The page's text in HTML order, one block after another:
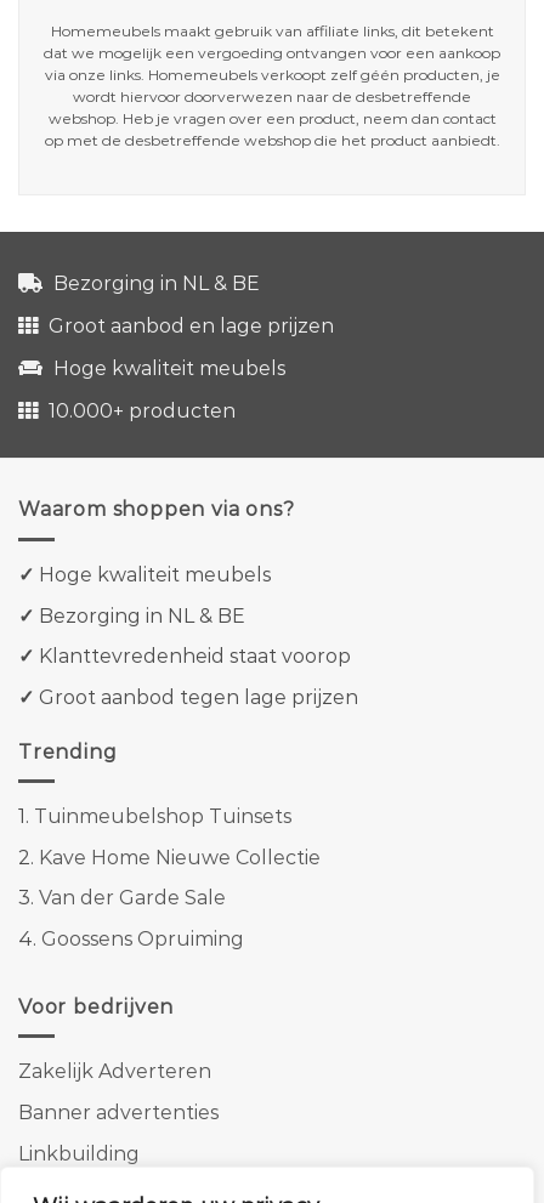
Homemeubels maakt gebruik van affiliate links, dit betekent
dat we mogelijk een vergoeding ontvangen voor een aankoop
via onze links. Homemeubels verkoopt zelf géén producten, je
wordt hiervoor doorverwezen naar de desbetreffende
webshop. Heb je vragen over een product, neem dan contact
op met de desbetreffende webshop die het product aanbiedt.
Bezorging in NL & BE
Groot aanbod en lage prijzen
Hoge kwaliteit meubels
10.000+ producten
Waarom shoppen via ons?
✓ Hoge kwaliteit meubels
✓ Bezorging in NL & BE
✓ Klanttevredenheid staat voorop
✓ Groot aanbod tegen lage prijzen
Trending
1. Tuinmeubelshop Tuinsets
2. Kave Home Nieuwe Collectie
3. Van der Garde Sale
4. Goossens Opruiming
Voor bedrijven
Zakelijk Adverteren
Banner advertenties
Linkbuilding
SEO copywriting